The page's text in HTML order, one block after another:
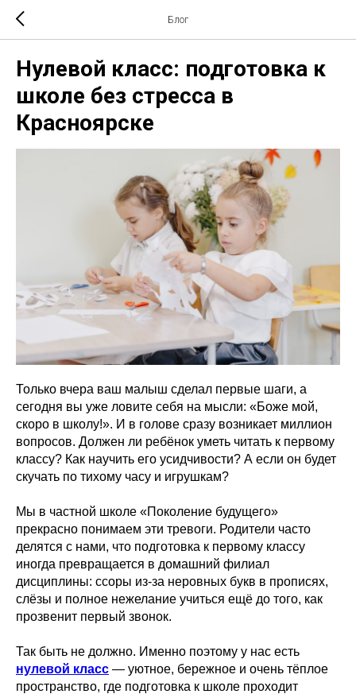
Блог
Нулевой класс: подготовка к
школе без стресса в
Красноярске
Только вчера ваш малыш сделал первые шаги, а
сегодня вы уже ловите себя на мысли: «Боже мой,
скоро в школу!». И в голове сразу возникает миллион
вопросов. Должен ли ребёнок уметь читать к первому
классу? Как научить его усидчивости? А если он будет
скучать по тихому часу и игрушкам?
Мы в частной школе «Поколение будущего»
прекрасно понимаем эти тревоги. Родители часто
делятся с нами, что подготовка к первому классу
иногда превращается в домашний филиал
дисциплины: ссоры из-за неровных букв в прописях,
слёзы и полное нежелание учиться ещё до того, как
прозвенит первый звонок.
Так быть не должно. Именно поэтому у нас есть
нулевой класс — уютное, бережное и очень тёплое
пространство, где подготовка к школе проходит